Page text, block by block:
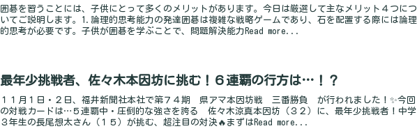
囲碁を習うことには、子供にとって多くのメリットがあります。今日は厳選して主なメリット４つにつ
いてご説明します。1.論理的思考能力の発達囲碁は複雑な戦略ゲームであり、石を配置する際には論理
的思考が必要です。子供が囲碁を学ぶことで、問題解決能力Read more...
最年少挑戦者、佐々木本因坊に挑む！６連覇の行方は…！？
１１月１日・２日、福井新聞社本社で第７４期 県アマ本因坊戦 三番勝負 が行われました！✨今回
の対戦カードは…５連覇中・圧倒的な強さを誇る 佐々木涼真本因坊（３２）に、最年少挑戦者！中学
３年生の長尾想太さん（１５）が挑む、超注目の対決🔥まずはRead more...